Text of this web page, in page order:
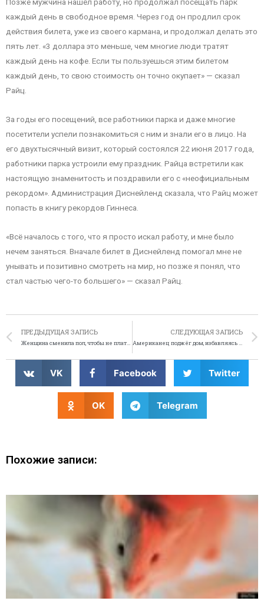
каждый день в свободное время. Через год он продлил срок
действия билета, уже из своего кармана, и продолжал делать это
пять лет. «3 доллара это меньше, чем многие люди тратят
каждый день на кофе. Если ты пользуешься этим билетом
каждый день, то свою стоимость он точно окупает» — сказал
Райц.
За годы его посещений, все работники парка и даже многие
посетители успели познакомиться с ним и знали его в лицо. На
его двухтысячный визит, который состоялся 22 июня 2017 года,
работники парка устроили ему праздник. Райца встретили как
настоящую знаменитость и поздравили его с «неофициальным
рекордом». Администрация Диснейленд сказала, что Райц может
попасть в книгу рекордов Гиннеса.
«Всё началось с того, что я просто искал работу, и мне было
нечем заняться. Вначале билет в Диснейленд помогал мне не
унывать и позитивно смотреть на мир, но позже я понял, что
стал частью чего-то большего» — сказал Райц.
ПРЕДЫДУЩАЯ ЗАПИСЬ СЛЕДУЮЩАЯ ЗАПИСЬ
VK Facebook Twitter
OK Telegram
Похожие записи: